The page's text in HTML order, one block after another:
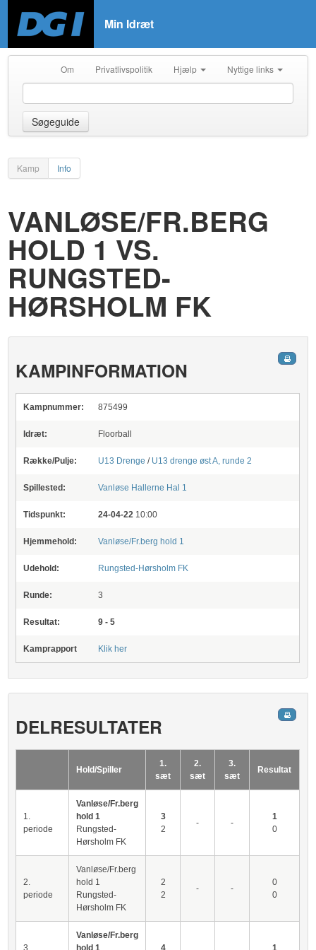
Min Idræt
Om Privatlivspolitik Hjælp Nyttige links
Søgeguide
Kamp Info
VANLØSE/FR.BERG
HOLD 1 VS.
RUNGSTED-
HØRSHOLM FK
KAMPINFORMATION
Kampnummer: 875499
Idræt: Floorball
Række/Pulje: U13 Drenge / U13 drenge øst A, runde 2
Spillested: Vanløse Hallerne Hal 1
Tidspunkt: 24-04-22 10:00
Hjemmehold: Vanløse/Fr.berg hold 1
Udehold: Rungsted-Hørsholm FK
Runde: 3
Resultat: 9 - 5
Kamprapport Klik her
DELRESULTATER
Hold/Spiller
1.
sæt
2.
sæt
3.
sæt
Resultat
1.
periode
Vanløse/Fr.berg
hold 1
Rungsted-
Hørsholm FK
3
2
- -
1
0
2.
periode
Vanløse/Fr.berg
hold 1
Rungsted-
Hørsholm FK
2
2
- -
0
0
3.
Vanløse/Fr.berg
hold 1
4 1